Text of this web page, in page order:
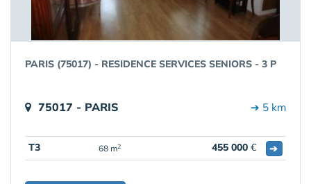
PARIS (75017) - RESIDENCE SERVICES SENIORS - 3 P
75017 - PARIS ➔ 5 km
T3 68 m2 455 000 € ➔